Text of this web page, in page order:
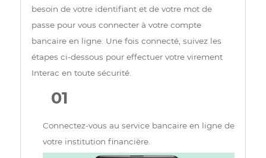
vous d'avoir accès à vos services bancaires en
ligne via votre institution financière. Vous aurez
besoin de votre identifiant et de votre mot de
passe pour vous connecter à votre compte
étapes ci-dessous pour effectuer votre virement
01